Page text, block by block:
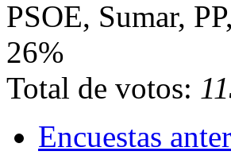
PSOE, Sumar,
26%
Total de votos:
Encuestas